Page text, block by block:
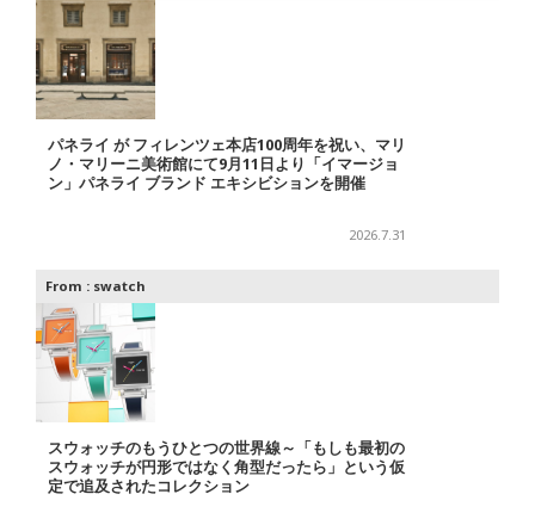
パネライ が フィレンツェ本店100周年を祝い、マリ
ノ・マリーニ美術館にて9月11日より「イマージョ
ン」パネライ ブランド エキシビションを開催
2026.7.31
From : swatch
スウォッチのもうひとつの世界線～「もしも最初の
スウォッチが円形ではなく角型だったら」という仮
定で追及されたコレクション